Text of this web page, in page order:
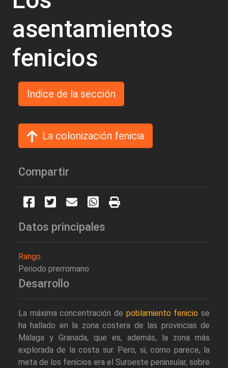
asentamientos
fenicios
Indice de la sección
La colonización fenicia
Compartir
Datos principales
Rango
Periodo prerromano
Desarrollo
La máxima concentración de poblamiento fenicio se
ha hallado en la zona costera de las provincias de
Málaga y Granada, que es, además, la zona más
explorada de la costa sur. Pero, si, como parece, la
meta de los fenicios era el Suroeste peninsular, sobre